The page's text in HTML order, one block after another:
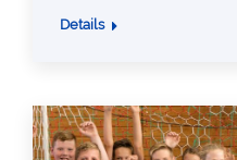
Details